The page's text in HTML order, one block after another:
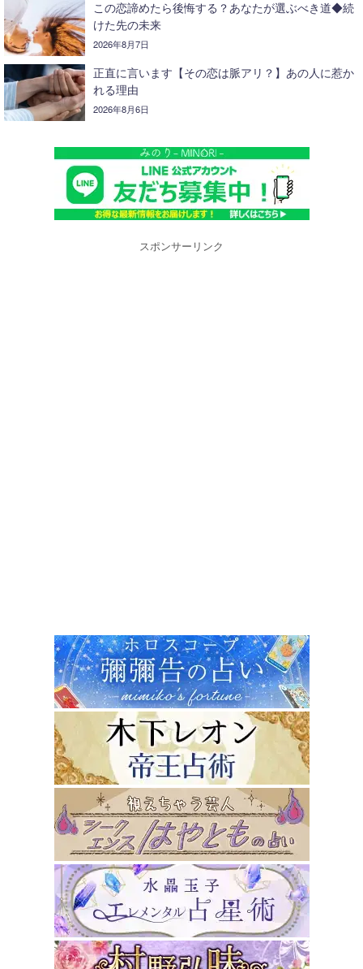
この恋諦めたら後悔する？あなたが選ぶべき道◆続
けた先の未来
2026年8月7日
正直に言います【その恋は脈アリ？】あの人に惹か
れる理由
2026年8月6日
スポンサーリンク